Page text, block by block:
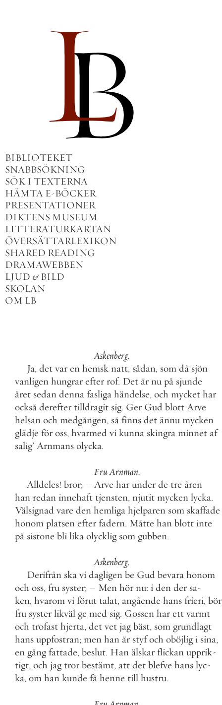
BIBLIOTEKET
SNABBSÖKNING
SÖK I TEXTERNA
HÄMTA E-BÖCKER
PRESENTATIONER
DIKTENS MUSEUM
LITTERATURKARTAN
ÖVERSÄTTARLEXIKON
SHARED READING
DRAMAWEBBEN
LJUD & BILD
SKOLAN
OM LB
Askenberg.
Ja, det var en hemsk natt, sådan, som då sjön
vanligen hungrar efter rof. Det är nu på sjunde
året sedan denna fasliga händelse, och mycket har
också derefter tilldragit sig. Ger Gud blott Arve
helsan och medgången, så finns det ännu mycken
glädje för oss, hvarmed vi kunna skingra minnet af
salig’ Arnmans olycka.
FruArnman.
Alldeles! bror; – Arve har under de tre åren
han redan innehaft tjensten, njutit mycken lycka.
Välsignad vare den hemliga hjelparen som skaffade
honom platsen efter fadern. Måtte han blott inte
på sistone bli lika olycklig som gubben.
Askenberg.
Derifrån ska vi dagligen be Gud bevara honom
och oss, fru syster; – Men hör nu: i den der sa-
ken, hvarom vi förut talat, angående hans frieri, bör
fru syster likväl ge med sig. Gossen har ett varmt
och trofast hjerta, det vet jag bäst, som grundlagt
hans uppfostran; men han är styf och oböjlig i sina,
en gång fattade, beslut. Han älskar flickan upprik-
tigt, och jag tror bestämt, att det blefve hans lyc-
ka, om han kunde få henne till hustru.